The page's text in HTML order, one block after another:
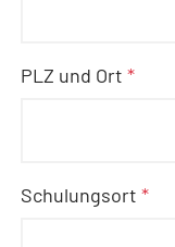
PLZ und Ort*
Schulungsort*